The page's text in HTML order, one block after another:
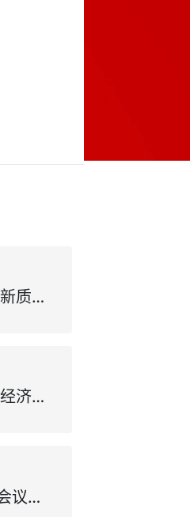
加强金融支持乡村全面振兴 以科技创新引领新质生产力发展
省委常委会召开扩大会议 认真学习贯彻中央经济工作会议精神 确保总书记和党中央决策部署在安徽落到实处 梁言顺主持并讲话
王清宪在经济运行分析暨做好安全稳定工作会议上强调 全力冲刺年度目标任务 全面维护社会安全稳定